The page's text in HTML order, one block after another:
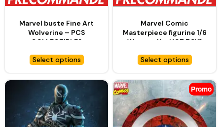
Marvel buste Fine Art
Wolverine – PCS
COLLECTIBLES
Select options
Marvel Comic
Masterpiece figurine 1/6
Weapon X – HOT TOYS
Select options
Promo